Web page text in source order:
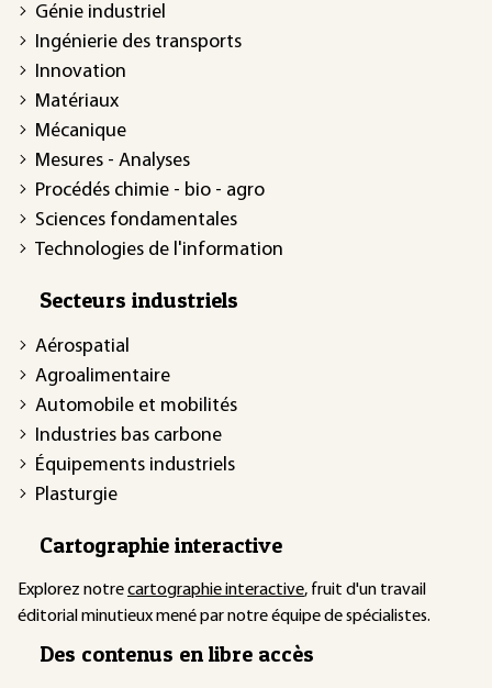
Génie industriel
Ingénierie des transports
Innovation
Matériaux
Mécanique
Mesures - Analyses
Procédés chimie - bio - agro
Sciences fondamentales
Technologies de l'information
Secteurs industriels
Aérospatial
Agroalimentaire
Automobile et mobilités
Industries bas carbone
Équipements industriels
Plasturgie
Cartographie interactive
Explorez notrecartographie interactive, fruit d'un travail
éditorial minutieux mené par notre équipe de spécialistes.
Des contenus en libre accès